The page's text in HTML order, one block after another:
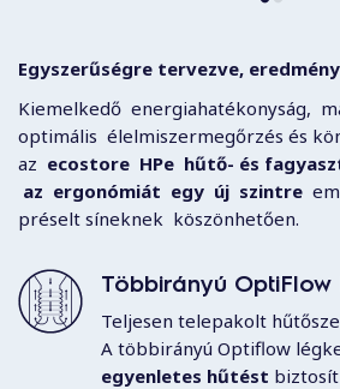
Egyszerűségre tervezve,
Kiemelkedő energiahatékonyság,
optimális élelmiszermegőrzés és
az ecostore HPe hűtő- és
az ergonómiát egy új szintre
préselt síneknek köszönhetően.
Többirányú
Teljesen telepakolt
A többirányú Optiflow
egyenletes hűtést